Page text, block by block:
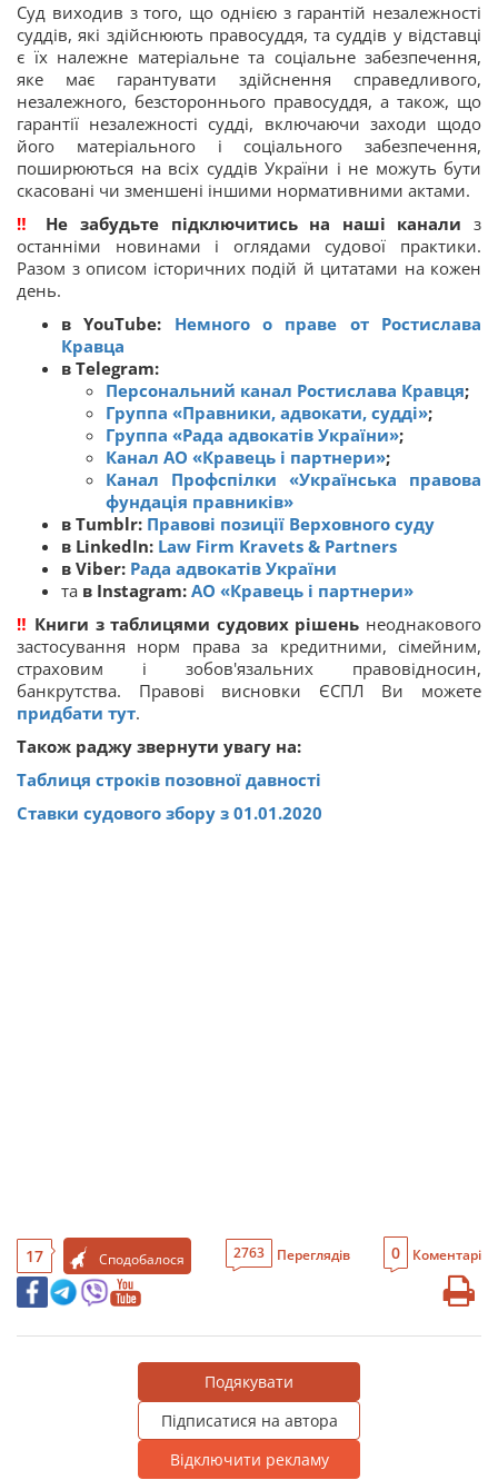
Суд виходив з того, що однією з гарантій незалежності
суддів, які здійснюють правосуддя, та суддів у відставці
є їх належне матеріальне та соціальне забезпечення,
яке має гарантувати здійснення справедливого,
незалежного, безстороннього правосуддя, а також, що
гарантії незалежності судді, включаючи заходи щодо
його матеріального і соціального забезпечення,
поширюються на всіх суддів України і не можуть бути
скасовані чи зменшені іншими нормативними актами.
‼
Не забудьте підключитись на наші канали з
останніми новинами і оглядами судової практики.
Разом з описом історичних подій й цитатами на кожен
день.
в YouTube:
Немного о праве от Ростислава
Кравца
в Telegram:
Персональний канал Ростислава Кравця;
Группа «Правники, адвокати, судді»;
Группа «Рада адвокатів України»;
Канал АО «Кравець і партнери»;
Канал Профспілки «‎Українська правова
фундація правників»
в Tumblr: Правові позиції Верховного суду
в LinkedIn: Law Firm Kravets & Partners
в Viber: Рада адвокатів України
та в Instagram: АО «Кравець і партнери»
‼ Книги з таблицями судових рішень неоднакового
застосування норм права за кредитними, сімейним,
страховим і зобов'язальних правовідносин,
банкрутства. Правові висновки ЄСПЛ Ви можете
придбати тут.
Також раджу звернути увагу на:
Таблиця строків позовної давності
Ставки судового збору з 01.01.2020
17 Сподобалося 2763 Переглядів 0 Коментарі
Подякувати
Підписатися на автора
Відключити рекламу